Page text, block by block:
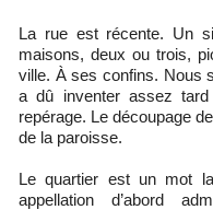
La rue est récente. Un siècle, pas plus pour les premières
maisons, deux ou trois,
ville. À ses confins. Nous
a dû inventer assez
repérage. Le découpage
de la paroisse.
Le quartier est un mot
appellation d’abord